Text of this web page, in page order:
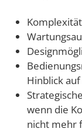
Komplexität
Hinblick
wenn die
nicht mehr